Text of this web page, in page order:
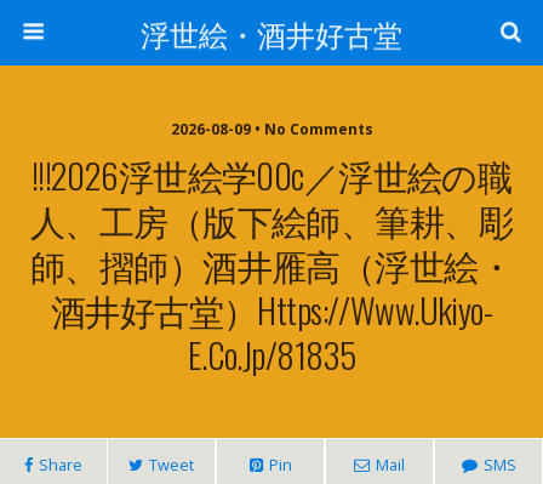
浮世絵・酒井好古堂
2026-08-09 • No Comments
!!!2026浮世絵学00c／浮世絵の職
人、工房（版下絵師、筆耕、彫
師、摺師）酒井雁高（浮世絵・
酒井好古堂）https://www.ukiyo-
E.co.jp/81835
Share Tweet Pin Mail SMS